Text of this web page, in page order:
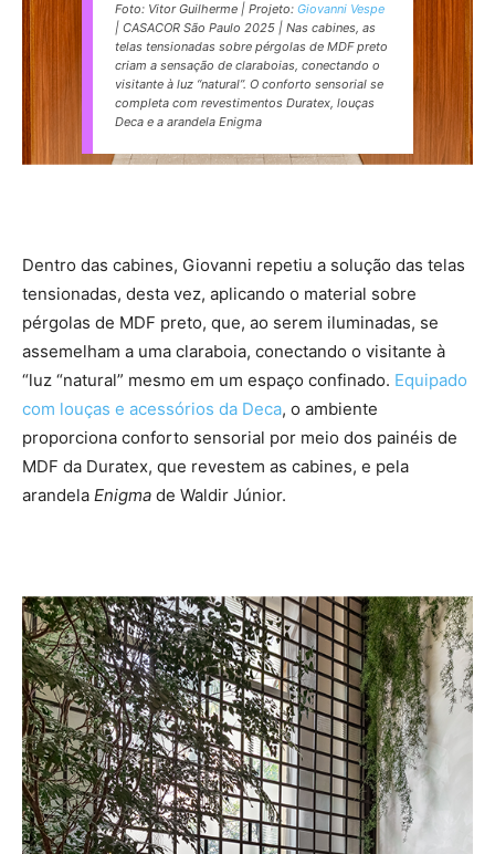
Foto: Vitor Guilherme | Projeto: Giovanni Vespe
| CASACOR São Paulo 2025 | Nas cabines, as
telas tensionadas sobre pérgolas de MDF preto
criam a sensação de claraboias, conectando o
visitante à luz “natural”. O conforto sensorial se
completa com revestimentos Duratex, louças
Deca e a arandela Enigma
Dentro das cabines, Giovanni repetiu a solução das telas
tensionadas, desta vez, aplicando o material sobre
pérgolas de MDF preto, que, ao serem iluminadas, se
assemelham a uma claraboia, conectando o visitante à
“luz “natural” mesmo em um espaço confinado. Equipado
com louças e acessórios da Deca, o ambiente
proporciona conforto sensorial por meio dos painéis de
MDF da Duratex, que revestem as cabines, e pela
arandela Enigma de Waldir Júnior.